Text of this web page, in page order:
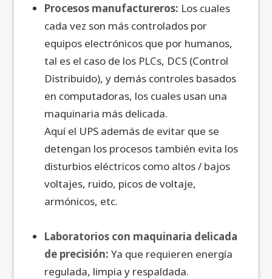
Procesos manufactureros: Los cuales
cada vez son más controlados por
equipos electrónicos que por humanos,
tal es el caso de los PLCs, DCS (Control
Distribuido), y demás controles basados
en computadoras, los cuales usan una
maquinaria más delicada.
Aquí el UPS además de evitar que se
detengan los procesos también evita los
disturbios eléctricos como altos / bajos
voltajes, ruido, picos de voltaje,
armónicos, etc.
Laboratorios con maquinaria delicada
de precisión:Ya que requieren energía
regulada, limpia y respaldada.